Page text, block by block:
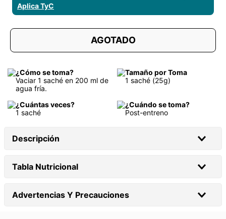
Aplica TyC
AGOTADO
¿Cómo se toma?
Vaciar 1 saché en 200 ml de
agua fría.
Tamaño por Toma
1 saché (25g)
¿Cuántas veces?
1 saché
¿Cuándo se toma?
Post-entreno
Descripción
Tabla Nutricional
Advertencias Y Precauciones